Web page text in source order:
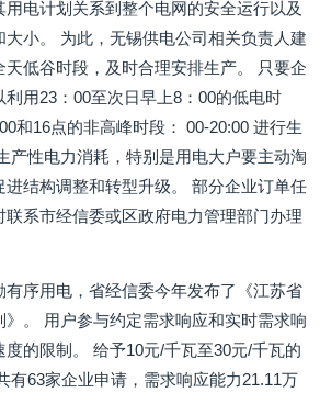
电计划关系到整个电网的安全运行以及
小。 为此，无锡供电公司相关负责人建
低谷时段，及时合理安排生产。 只要企
用23：00至次日早上8：00的低电时
和16点的非高峰时段： 00-20:00 进行生
产性电力消耗，特别是用电大户要主动淘
结构调整和转型升级。 部分企业订单任
系市经信委或区政府电力管理部门办理
序用电，省经信委今年发布了《江苏省
》。 用户参与约定需求响应和实时需求响
的限制。 给予10元/千瓦至30元/千瓦的
有63家企业申请，需求响应能力21.11万